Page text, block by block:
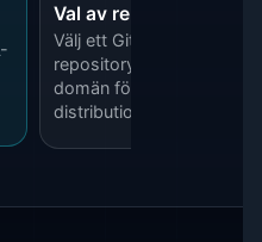
Val av repository
Välj ett GitHub-
repository, branch och
domän för din nästa
distribution.